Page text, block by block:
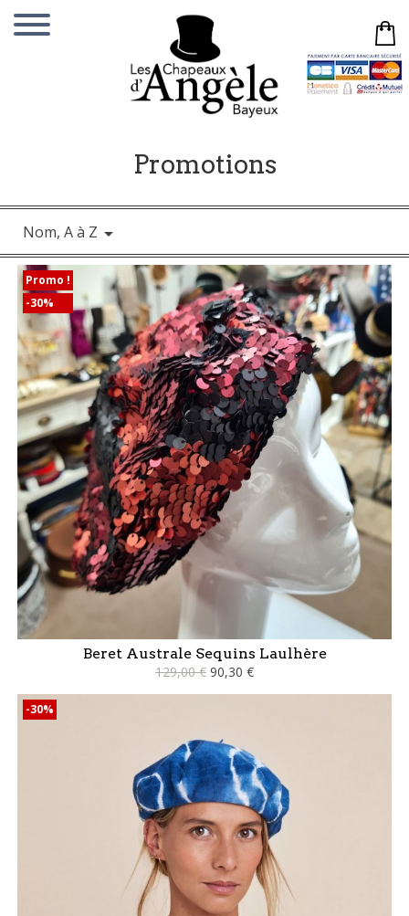
Promotions
Nom, A à Z 
Beret Australe Sequins Laulhère
129,00 € 90,30 €
Promo !
-30%
-30%